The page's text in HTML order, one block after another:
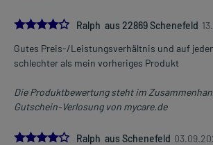
4.0
Ralph aus 22869 Schenefeld
Gutes Preis-/Leistungsverhältnis und auf
schlechter als mein vorheriges Produkt
Die Produktbewertung steht im
Gutschein-Verlosung von mycare.de
4.0
Ralph aus Schenefeld